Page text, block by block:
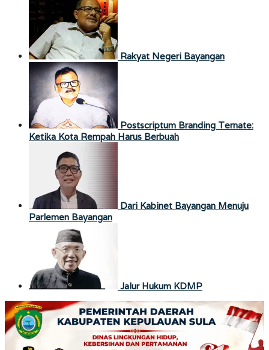
Rakyat Negeri Bayangan
Postscriptum Branding Ternate:
Ketika Kota Rempah Harus Berbuah
Dari Kabinet Bayangan Menuju
Parlemen Bayangan
Jalur Hukum KDMP